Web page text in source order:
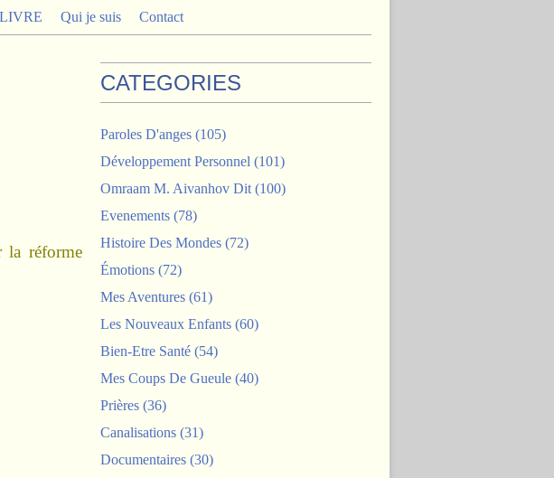
Qui je suis Contact
la réforme
CATEGORIES
Paroles D'anges (105)
Développement Personnel (101)
Omraam M. Aivanhov Dit (100)
Evenements (78)
Histoire Des Mondes (72)
Émotions (72)
Mes Aventures (61)
Les Nouveaux Enfants (60)
Bien-Etre Santé (54)
Mes Coups De Gueule (40)
Prières (36)
Canalisations (31)
Documentaires (30)